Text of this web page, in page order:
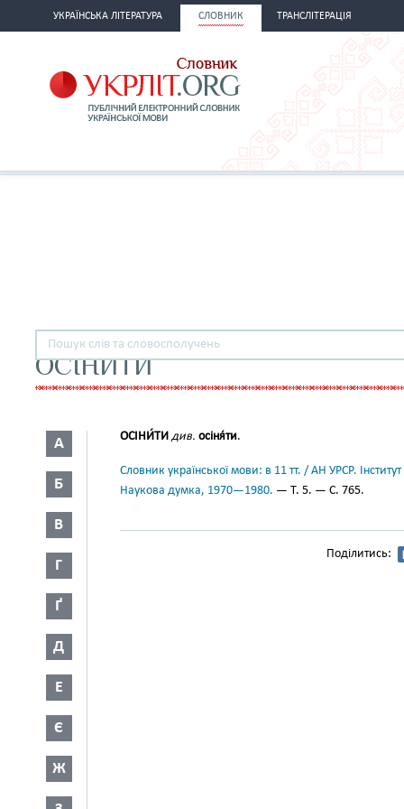
УКРАЇНСЬКА ЛІТЕРАТУРА СЛОВНИК ТРАНСЛІТЕРАЦІЯ
ОСІНИТИ
А
Б
В
Г
Ґ
Д
Е
Є
Ж
ОСІНИ́ТИ див. осіня́ти.
Словник української мови: в 11 тт. / АН УРСР.
Наукова думка, 1970—1980. — Т. 5. — С. 765.
Поділитись: